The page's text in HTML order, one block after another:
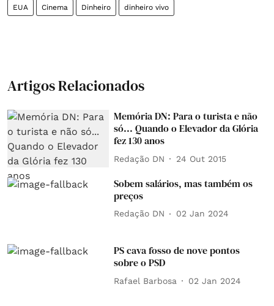
EUA Cinema Dinheiro dinheiro vivo
Artigos Relacionados
Memória DN: Para o turista e não
só... Quando o Elevador da Glória
fez 130 anos
Redação DN 24 Out 2015
Sobem salários, mas também os
preços
Redação DN 02 Jan 2024
PS cava fosso de nove pontos
sobre o PSD
Rafael Barbosa 02 Jan 2024